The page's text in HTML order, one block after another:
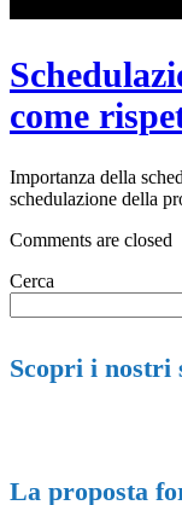
come
Importanza della
schedulazione della
Comments are closed
Cerca
Scopri i nostri
La proposta